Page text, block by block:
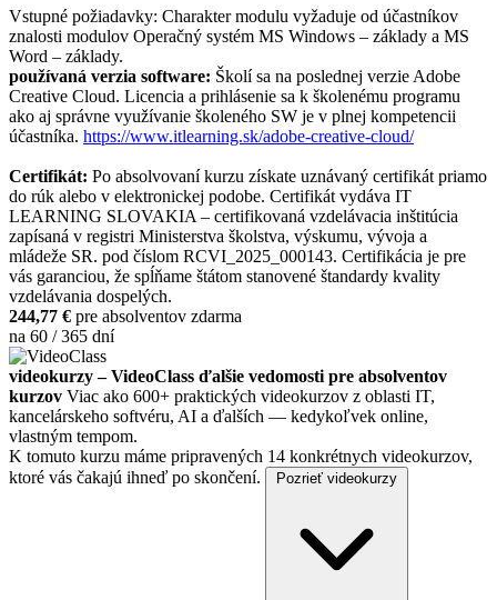
Vstupné požiadavky: Charakter modulu vyžaduje od účastníkov
znalosti modulov Operačný systém MS Windows – základy a MS
Word – základy.
používaná verzia software: Školí sa na poslednej verzie Adobe
Creative Cloud. Licencia a prihlásenie sa k školenému programu
ako aj správne využívanie školeného SW je v plnej kompetencii
účastníka. https://www.itlearning.sk/adobe-creative-cloud/
Certifikát: Po absolvovaní kurzu získate uznávaný certifikát priamo
do rúk alebo v elektronickej podobe. Certifikát vydáva IT
LEARNING SLOVAKIA – certifikovaná vzdelávacia inštitúcia
zapísaná v registri Ministerstva školstva, výskumu, vývoja a
mládeže SR. pod číslom RCVI_2025_000143. Certifikácia je pre
vás garanciou, že spĺňame štátom stanovené štandardy kvality
vzdelávania dospelých.
244,77 € pre absolventov zdarma
na 60 / 365 dní
videokurzy – VideoClass ďalšie vedomosti pre absolventov
kurzov Viac ako 600+ praktických videokurzov z oblasti IT,
kancelárskeho softvéru, AI a ďalších — kedykoľvek online,
vlastným tempom.
K tomuto kurzu máme pripravených 14 konkrétnych videokurzov,
ktoré vás čakajú ihneď po skončení.
Pozrieť videokurzy